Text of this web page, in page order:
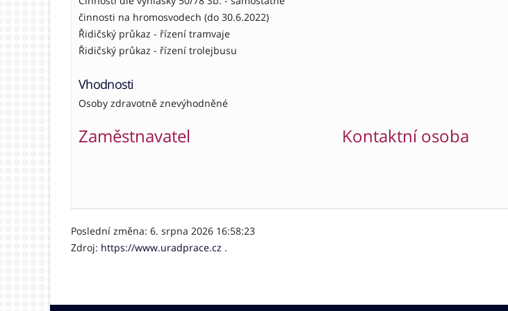
činnosti na hromosvodech (do 30.6.2022)
Řidičský průkaz - řízení tramvaje
Řidičský průkaz - řízení trolejbusu
Vhodnosti
Osoby zdravotně znevýhodněné
Zaměstnavatel Kontaktní osoba
Poslední změna: 6. srpna 2026 16:58:23
Zdroj: https://www.uradprace.cz .